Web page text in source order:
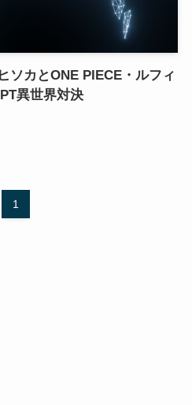
ソカとONE PIECE・ルフィ
異世界対決
1